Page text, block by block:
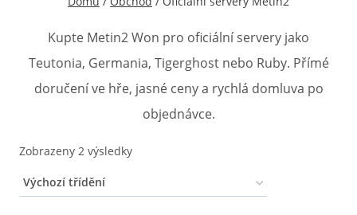
Kupte Metin2 Won pro oficiální servery jako
Teutonia, Germania, Tigerghost nebo Ruby. Přímé
doručení ve hře, jasné ceny a rychlá domluva po
objednávce.
Zobrazeny 2 výsledky